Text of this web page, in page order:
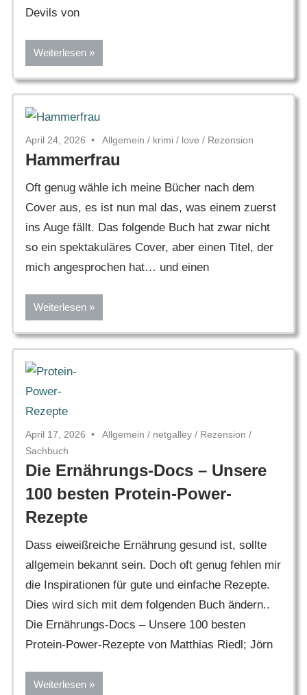
Devils von
Weiterlesen
April 24, 2026 Allgemein / krimi / love / Rezension
Hammerfrau
Oft genug wähle ich meine Bücher nach dem
Cover aus, es ist nun mal das, was einem zuerst
ins Auge fällt. Das folgende Buch hat zwar nicht
so ein spektakuläres Cover, aber einen Titel, der
mich angesprochen hat… und einen
Weiterlesen
April 17, 2026 Allgemein / netgalley / Rezension /
Sachbuch
Die Ernährungs-Docs – Unsere
100 besten Protein-Power-
Rezepte
Dass eiweißreiche Ernährung gesund ist, sollte
allgemein bekannt sein. Doch oft genug fehlen mir
die Inspirationen für gute und einfache Rezepte.
Dies wird sich mit dem folgenden Buch ändern..
Die Ernährungs-Docs – Unsere 100 besten
Protein-Power-Rezepte von Matthias Riedl; Jörn
Weiterlesen